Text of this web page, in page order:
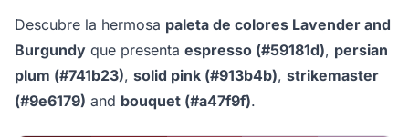
Descubre la hermosa paleta de colores Lavender and
Burgundy que presenta espresso (#59181d), persian
plum (#741b23), solid pink (#913b4b), strikemaster
(#9e6179) and bouquet (#a47f9f).